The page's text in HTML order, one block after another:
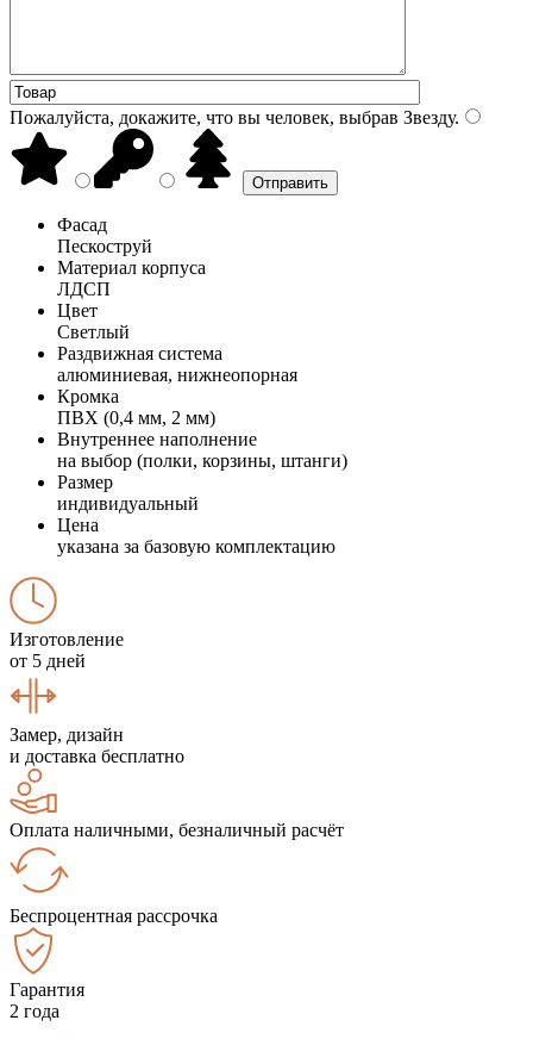
Пожалуйста, докажите, что вы человек, выбрав Звезду.
Фасад
Пескоструй
Материал корпуса
ЛДСП
Цвет
Светлый
Раздвижная система
алюминиевая, нижнеопорная
Кромка
ПВХ (0,4 мм, 2 мм)
Внутреннее наполнение
на выбор (полки, корзины, штанги)
Размер
индивидуальный
Цена
указана за базовую комплектацию
Изготовление
от 5 дней
Замер, дизайн
и доставка бесплатно
Оплата наличными, безналичный расчёт
Беспроцентная рассрочка
Гарантия
2 года